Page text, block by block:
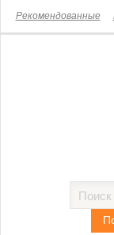
Бабушкинский
Басманный
Бутырский
Гагаринский
Головинский
Дорогомиловский
Рекомендованные